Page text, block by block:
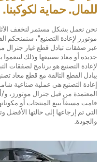
للمال. حماية لكوكبنا.
نحن نعمل بشكل مستمر لنخفف
موتورز لإعادة التصنيع"، سنمنحكم
عبر صفقات تبادل قطع غيار جنرال
جديدة أو معاد تصنيعها وذلك
لإعادة التصنيع هو برنامج لصفقات
يبادل القطع التالفة مع قطع
إعادة التصنيع هي عملية صناعية
المعتمدة من قبل جنرال موتورز، و/
قامت مسبقاً ببيع المنتجات أو
التي تم إرجاعها إلى حالتها الأفضل
والجودة.